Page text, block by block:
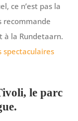
ce n’est pas la
recommande
à la Rundetaarn.
spectaculaires
le parc